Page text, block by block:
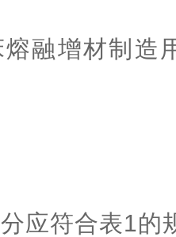
融增材制造
应符合表1的